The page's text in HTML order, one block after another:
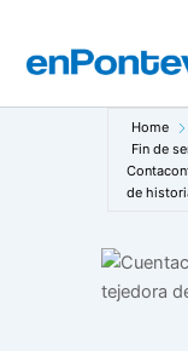
contido
Home
Fin de
de